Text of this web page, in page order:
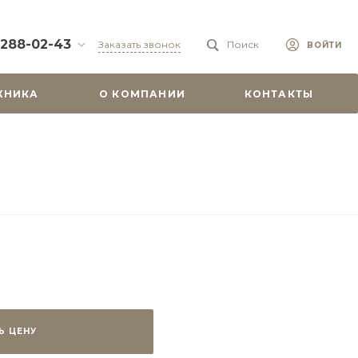
02-43
ул.
51
Заказать звонок Поиск ВОЙТИ
О КОМПАНИИ КОНТАКТЫ
ЦЕНУ